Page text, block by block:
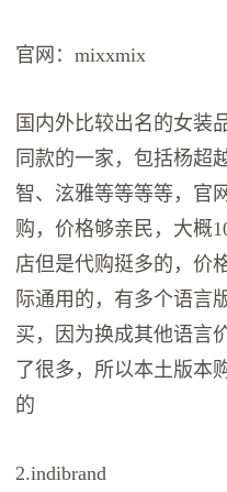
官网：mixxmix
国内外比较出名的女装
同款的一家，包括杨超
智、泫雅等等等等，官
购，价格够亲民，大概
店但是代购挺多的，价
际通用的，有多个语言
买，因为换成其他语言
了很多，所以本土版本
的
2.indibrand